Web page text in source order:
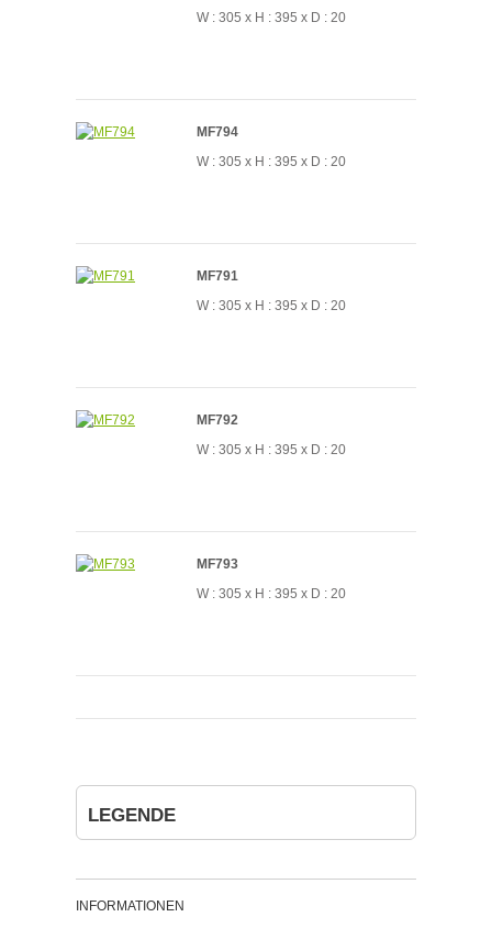
W : 305 x H : 395 x D : 20
MF794
W : 305 x H : 395 x D : 20
MF791
W : 305 x H : 395 x D : 20
MF792
W : 305 x H : 395 x D : 20
MF793
W : 305 x H : 395 x D : 20
LEGENDE
INFORMATIONEN